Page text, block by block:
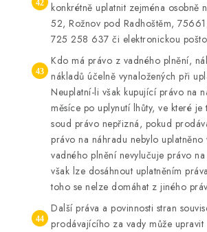
konkrétně uplatnit zejména osobně
52, Rožnov pod Radhoštěm,
725 258 637 či elektronickou
Kdo má právo z vadného plnění,
nákladů účelně vynaložených při
Neuplatní-li však kupující právo na
měsíce po uplynutí lhůty, ve které je
soud právo nepřizná, pokud
právo na náhradu nebylo uplatněno
vadného plnění nevylučuje právo
však lze dosáhnout uplatněním
toho se nelze domáhat z jiného
Další práva a povinnosti stran
prodávajícího za vady může